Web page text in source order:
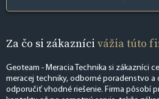
Za čo si zákazníci vážia túto
Geoteam - Meracia Technika si zákazníci
meracej techniky, odborné poradenstvo
odporučiť vhodné riešenie. Firma pôsobí